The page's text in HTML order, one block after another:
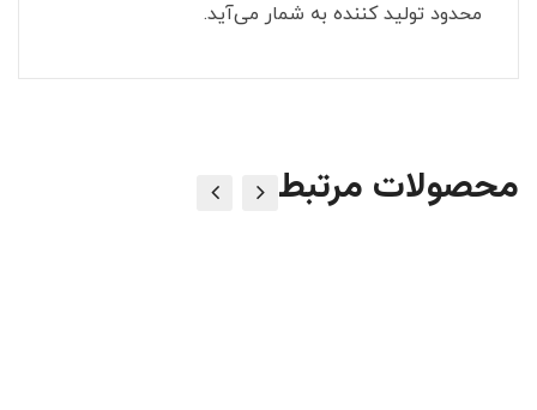
محدود تولید کننده به شمار می‌آید.
محصولات مرتبط